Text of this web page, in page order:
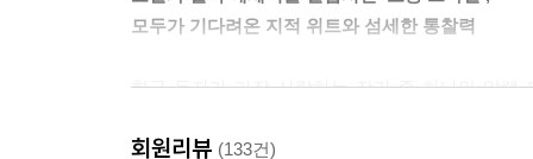
모두가 기다려온 지적 위트와 섬세한 통찰력
한국 독자가 가장 사랑하는 작가 중 하나인 알랭
텔》은 소설과 에세이 혹은 소설과 전기 형식을
회원리뷰 (133건)